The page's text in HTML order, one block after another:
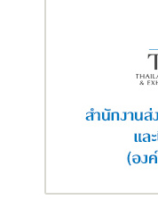
กล่าวเพิ่มเติ
Agency
ตัวแทนจำหน่ายใหม่
โดยมีจำนวนตัวแทนจำหน่